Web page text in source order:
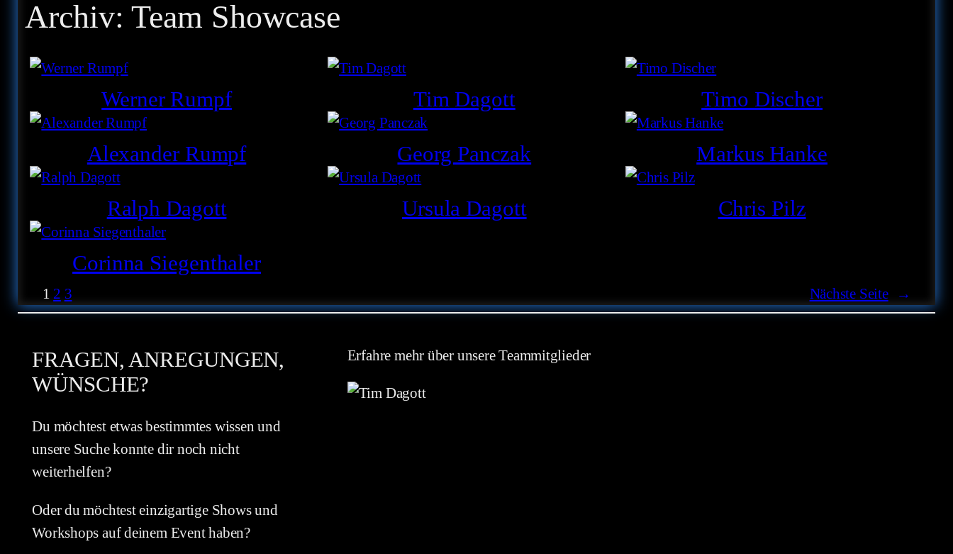
Archiv:Team Showcase
Werner Rumpf Tim Dagott Timo Discher
Alexander Rumpf Georg Panczak Markus Hanke
Ralph Dagott Ursula Dagott Chris Pilz
Corinna Siegenthaler
1 2 3 Nächste Seite →
FRAGEN, ANREGUNGEN,
WÜNSCHE?
Du möchtest etwas bestimmtes wissen und
unsere Suche konnte dir noch nicht
weiterhelfen?
Oder du möchtest einzigartige Shows und
Workshops auf deinem Event haben?
Erfahre mehr über unsere Teammitglieder